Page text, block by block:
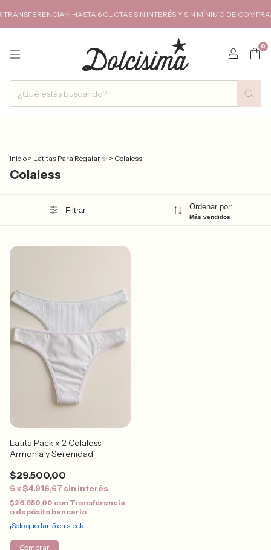
HASTA 6 CUOTAS SIN INTERÉS Y SIN MÍNIMO DE
0
Inicio > Latitas Para Regalar ✨ > Colaless
Colaless
Filtrar Ordenar por:
Más vendidos
Latita Pack x 2 Colaless
Armonía y Serenidad
$29.500,00
6 x$4.916,67 sin interés
$26.550,00 con Transferencia
o depósito bancario
¡Solo quedan 5 en stock!
Comprar